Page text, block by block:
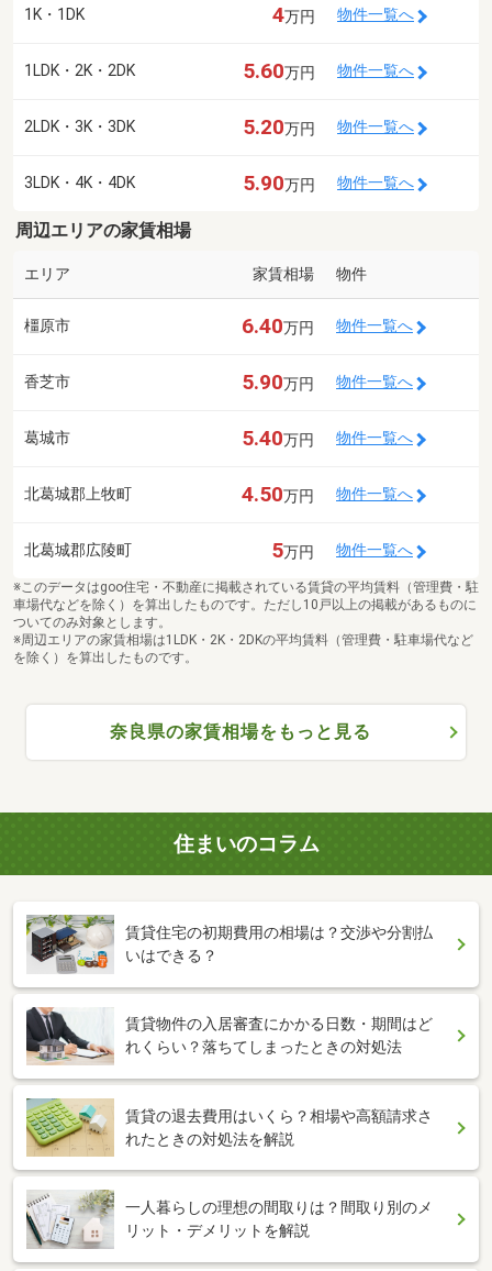
1K・1DK 4万円 物件一覧へ
1LDK・2K・2DK 5.60万円 物件一覧へ
2LDK・3K・3DK 5.20万円 物件一覧へ
3LDK・4K・4DK 5.90万円 物件一覧へ
周辺エリアの家賃相場
エリア 家賃相場 物件
橿原市 6.40万円 物件一覧へ
香芝市 5.90万円 物件一覧へ
葛城市 5.40万円 物件一覧へ
北葛城郡上牧町 4.50万円 物件一覧へ
北葛城郡広陵町 5万円 物件一覧へ
※このデータはgoo住宅・不動産に掲載されている賃貸の平均賃料（管理費・駐
車場代などを除く）を算出したものです。ただし10戸以上の掲載があるものに
ついてのみ対象とします。
※周辺エリアの家賃相場は1LDK・2K・2DKの平均賃料（管理費・駐車場代など
を除く）を算出したものです。
奈良県の家賃相場をもっと見る
住まいのコラム
賃貸住宅の初期費用の相場は？交渉や分割払
いはできる？
賃貸物件の入居審査にかかる日数・期間はど
れくらい？落ちてしまったときの対処法
賃貸の退去費用はいくら？相場や高額請求さ
れたときの対処法を解説
一人暮らしの理想の間取りは？間取り別のメ
リット・デメリットを解説